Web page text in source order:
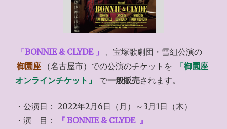
「BONNIE & CLYDE 」
、宝塚歌劇団・雪組公演の
御園座
（名古屋市）での公演のチケットを
「御園座
オンラインチケット」
で一般販売されます。
・公演日： 2022年2月6日（月）～3月1日（木）
・演 目：
『 BONNIE & CLYDE 』